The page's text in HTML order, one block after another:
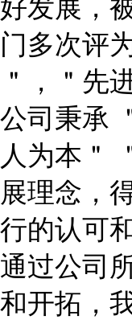
好发展，
门多次评
＂，＂先
公司秉承
人为本＂
展理念，
行的认可
通过公司
和开拓，